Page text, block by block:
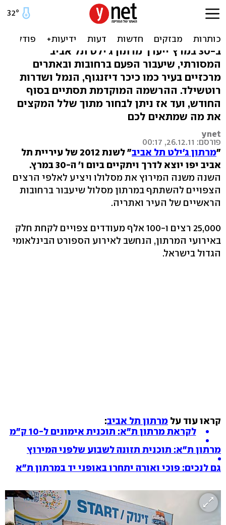
מרתון ת"א 2012 יוצא לדרך: 7
מסלולים לרצים
ב-30 במרץ ייערך מרתון ג'ילט תל אביב
המסורתי, שיעבור הפעם ברחובות ובאתרים
מרכזיים בעיר כמו כיכר דיזנגוף, הנמל ושדרות
רוטשילד. ההרשמה המוקדמת תסתיים בסוף
החודש, ועד אז ניתן לבחור מתוך שלל המקצים
את מה שמתאים לכם
ynet
פורסם: 26.12.11, 00:17
"מרתון ג'ילט תל אביב
" לשנת 2012 של עיריית תל
אביב יפו יוצא לדרך ויתקיים ביום ו' ה-30 במרץ.
השנה משנה המירוץ את מסלולו ויציע לאלפי הרצים
הצפויים להשתתף במרתון מסלול שיעבור ברחובות
הראשיים של העיר ואתריה.
25,000 רצים ו-100 אלף מעודדים צפויים לקחת חלק
באירועי המרתון, הנחשב לאירוע הספורט הבינלאומי
הגדול בישראל.
קראו עוד על מרתון תל אביב:
לקראת מרתון ת"א: תוכנית אימונים ל-10 ק"מ
מרתון ת"א: תוכנית תזונה לשבוע שלפני המירוץ
גם לנכים: פוכי ואורה יתחרו באופני יד במרתון ת"א